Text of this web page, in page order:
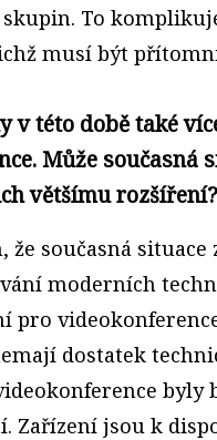
To
musí být
v této době také
Může současná
většímu rozšíření?
že současná situace
moderních
pro
dostatek
byly
Zařízení jsou k